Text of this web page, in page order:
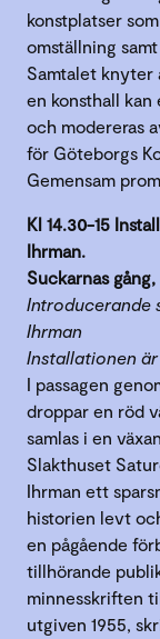
konstplatser
omställning
Samtalet knyter
en konsthall kan
och modereras
för Göteborgs
Gemensam
Kl 14.30-15
Ihrman.
Suckarnas
Introducerande
Ihrman
Installationen
I passagen
droppar en röd
samlas i en
Slakthuset
Ihrman ett
historien levt
en pågående
tillhörande
minnesskriften
utgiven 1955,